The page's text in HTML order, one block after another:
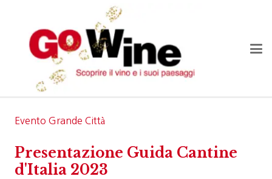
Evento Grande Città
Presentazione Guida Cantine
d'Italia 2023